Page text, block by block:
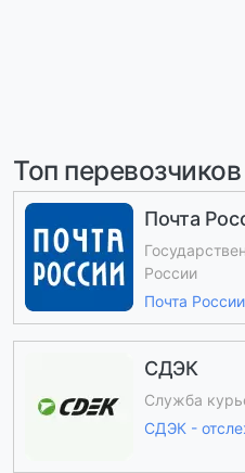
Топ перевозчиков
Почта
России
Почта
СДЭК
Служба
СДЭК -